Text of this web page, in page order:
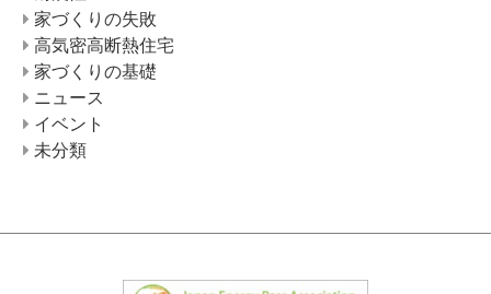
家づくりの失敗
高気密高断熱住宅
家づくりの基礎
ニュース
イベント
未分類